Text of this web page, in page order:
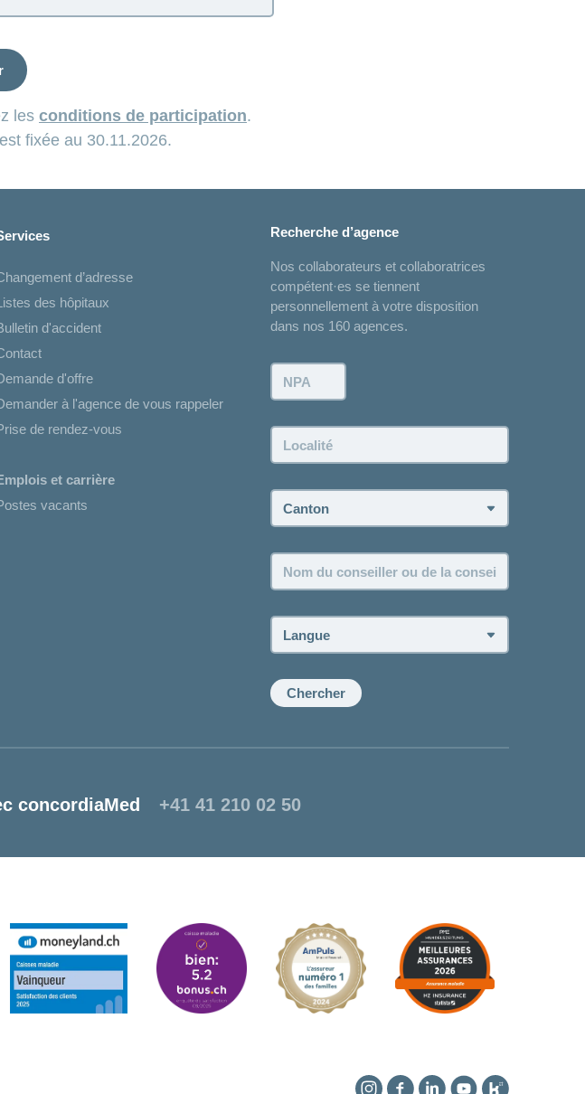
les conditions de participation.
fixée au 30.11.2026.
d’adresse
des hôpitaux
d'accident
d'offre
à l'agence de vous rappeler
de rendez-vous
et carrière
vacants
Recherche d’agence
Nos collaborateurs et collaboratrices
compétent·es se tiennent
personnellement à votre disposition
dans nos 160 agences.
NPA:
Localité:
Canton:
Nom
du
ou
de
la
Langue:
Chercher
concordiaMed +41 41 210 02 50